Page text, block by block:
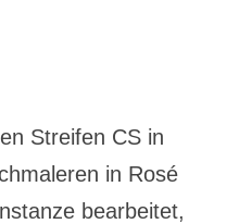
Streifen CS in
in Rosé
bearbeitet,